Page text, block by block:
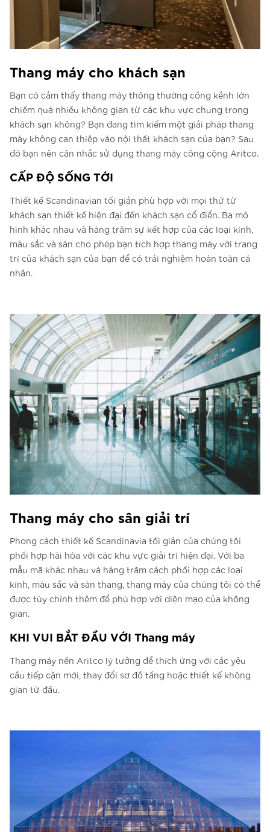
Thang máy cho khách sạn
Bạn có cảm thấy thang máy thông thường cồng kềnh lớn
chiếm quá nhiều không gian từ các khu vực chung trong
khách sạn không? Bạn đang tìm kiếm một giải pháp thang
máy không can thiệp vào nội thất khách sạn của bạn? Sau
đó bạn nên cân nhắc sử dụng thang máy công cộng Aritco.
CẤP ĐỘ SỐNG TỚI
Thiết kế Scandinavian tối giản phù hợp với mọi thứ từ
khách sạn thiết kế hiện đại đến khách sạn cổ điển. Ba mô
hình khác nhau và hàng trăm sự kết hợp của các loại kính,
màu sắc và sàn cho phép bạn tích hợp thang máy với trang
trí của khách sạn của bạn để có trải nghiệm hoàn toàn cá
nhân.
Thang máy cho sân giải trí
Phong cách thiết kế Scandinavia tối giản của chúng tôi
phối hợp hài hòa với các khu vực giải trí hiện đại. Với ba
mẫu mã khác nhau và hàng trăm cách phối hợp các loại
kính, màu sắc và sàn thang, thang máy của chúng tôi có thể
được tùy chỉnh thêm để phù hợp với diện mạo của không
gian.
KHI VUI BẮT ĐẦU VỚI Thang máy
Thang máy nền Aritco lý tưởng để thích ứng với các yêu
cầu tiếp cận mới, thay đổi sơ đồ tầng hoặc thiết kế không
gian từ đầu.